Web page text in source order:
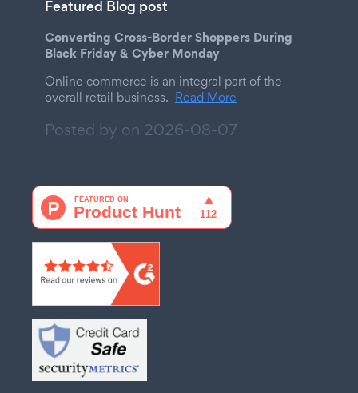
Featured Blog post
Converting Cross-Border Shoppers During
Black Friday & Cyber Monday
Online commerce is an integral part of the
overall retail business. Read More
Posted by on 2026-08-07